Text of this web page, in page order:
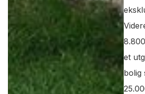
et
bolig